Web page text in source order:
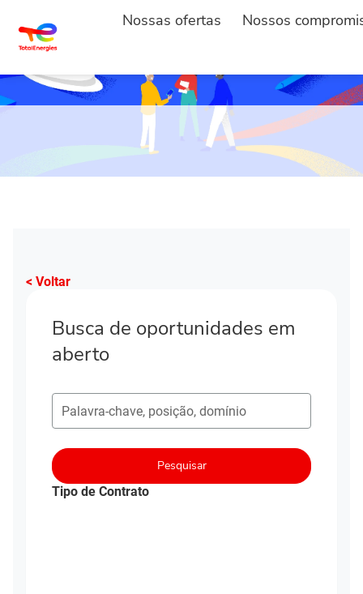
Nossas ofertas Nossos
< Voltar
Busca de oportunidades em
aberto
Pesquisar postos em aberto
Pesquisar
Tipo de Contrato